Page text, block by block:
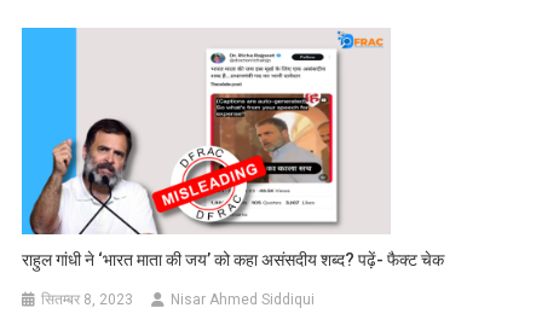
राहुल गांधी ने ‘भारत माता की जय’ को कहा असंसदीय शब्द? पढ़ें- फैक्ट चेक
सितम्बर 8, 2023 Nisar Ahmed Siddiqui